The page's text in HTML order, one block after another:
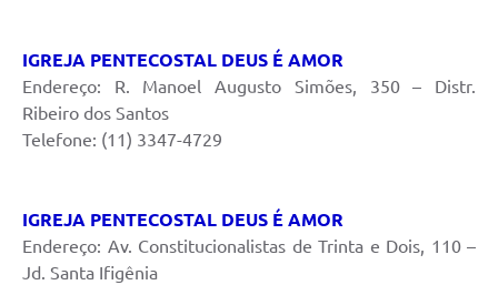
IGREJA PENTECOSTAL DEUS É AMOR
Endereço: R. Manoel Augusto Simões, 350 – Distr.
Ribeiro dos Santos
Telefone: (11) 3347-4729
IGREJA PENTECOSTAL DEUS É AMOR
Endereço: Av. Constitucionalistas de Trinta e Dois, 110 –
Jd. Santa Ifigênia